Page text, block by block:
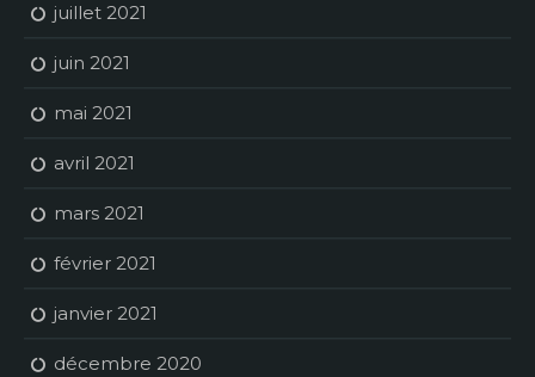
juillet 2021
juin 2021
mai 2021
avril 2021
mars 2021
février 2021
janvier 2021
décembre 2020